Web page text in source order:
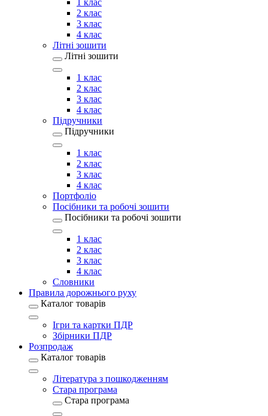
1 клас
2 клас
3 клас
4 клас
Літні зошити
Літні зошити
1 клас
2 клас
3 клас
4 клас
Підручники
Підручники
1 клас
2 клас
3 клас
4 клас
Портфоліо
Посібники та робочі зошити
Посібники та робочі зошити
1 клас
2 клас
3 клас
4 клас
Словники
Правила дорожнього руху
Каталог товарів
Ігри та картки ПДР
Збірники ПДР
Розпродаж
Каталог товарів
Література з пошкодженням
Стара програма
Стара програма